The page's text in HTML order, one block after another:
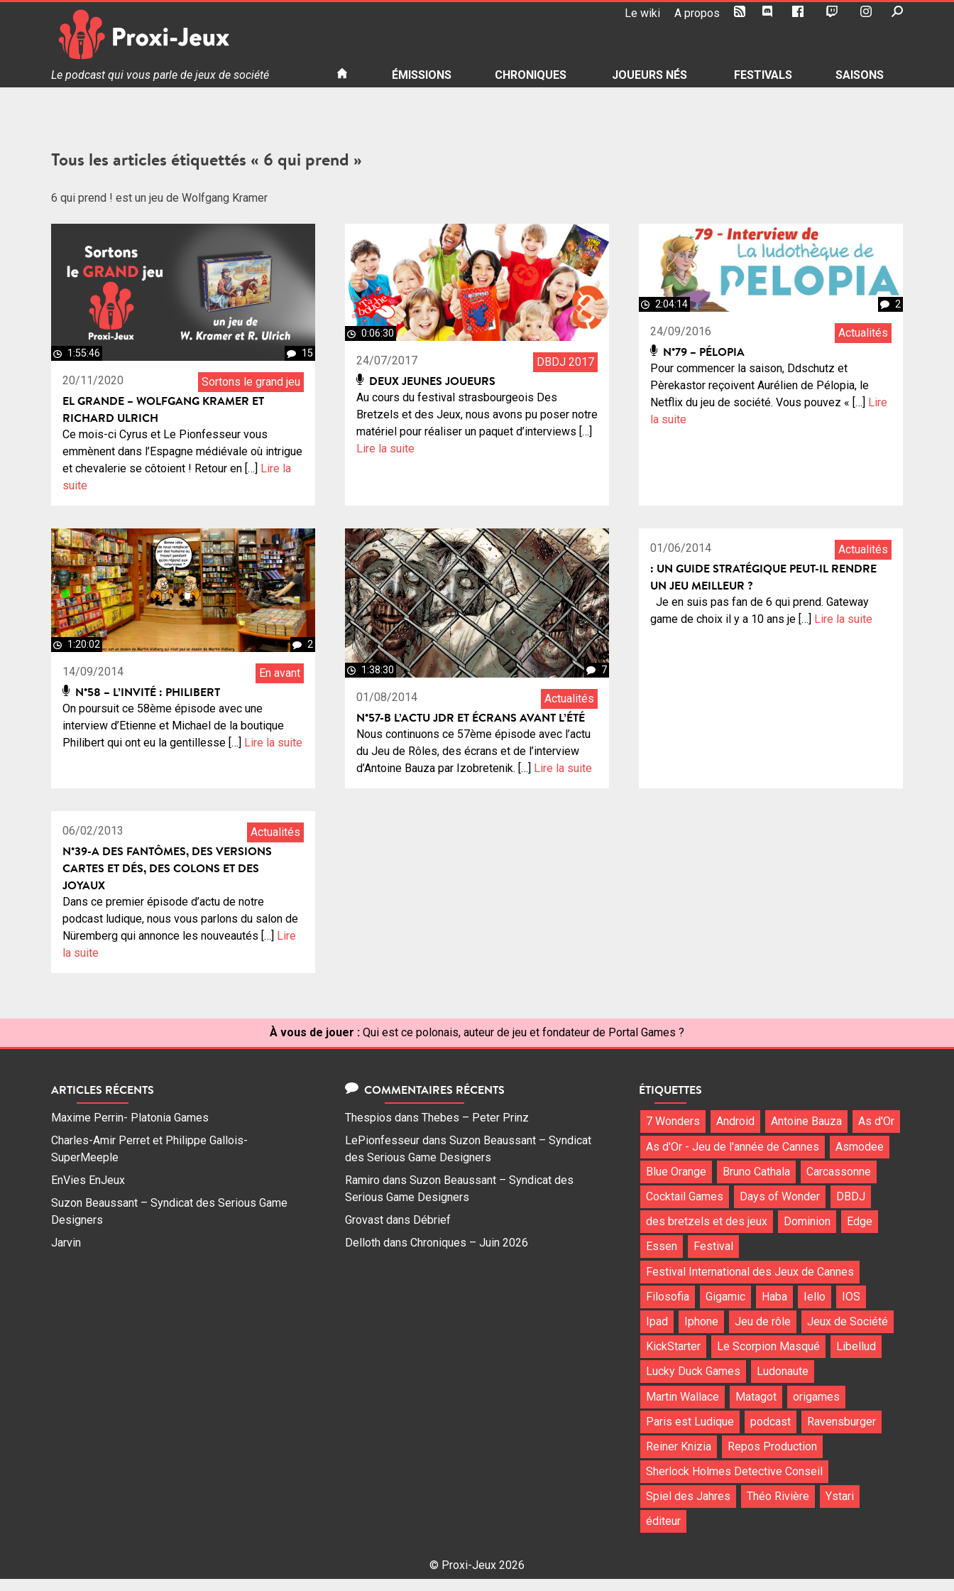
Le wiki A propos
Proxi Jeux - Le podcast qui vous parle de jeux de société
Le podcast qui vous parle de jeux de société ÉMISSIONS CHRONIQUES JOUEURS NÉS FESTIVALS SAISONS
Tous les articles étiquettés « 6 qui prend »
6 qui prend ! est un jeu de Wolfgang Kramer
1:55:46 15
20/11/2020 Sortons le grand jeu
EL GRANDE – WOLFGANG KRAMER ET
RICHARD ULRICH
Ce mois-ci Cyrus et Le Pionfesseur vous
emmènent dans l’Espagne médiévale où intrigue
et chevalerie se côtoient ! Retour en […]
Lire la
suite
0:06:30
24/07/2017 DBDJ 2017
DEUX JEUNES JOUEURS
Au cours du festival strasbourgeois Des
Bretzels et des Jeux, nous avons pu poser notre
matériel pour réaliser un paquet d’interviews […]
Lire la suite
2:04:14 2
24/09/2016 Actualités
N°79 – PÉLOPIA
Pour commencer la saison, Ddschutz et
Pèrekastor reçoivent Aurélien de Pélopia, le
Netflix du jeu de société. Vous pouvez « […] Lire
la suite
1:20:02 2
14/09/2014 En avant
N°58 – L’INVITÉ : PHILIBERT
On poursuit ce 58ème épisode avec une
interview d’Etienne et Michael de la boutique
Philibert qui ont eu la gentillesse […]
Lire la suite
1:38:30 7
01/08/2014 Actualités
N°57-B L’ACTU JDR ET ÉCRANS AVANT L’ÉTÉ
Nous continuons ce 57ème épisode avec l’actu
du Jeu de Rôles, des écrans et de l’interview
d’Antoine Bauza par Izobretenik. […] Lire la suite
01/06/2014 Actualités
: UN GUIDE STRATÉGIQUE PEUT-IL RENDRE
UN JEU MEILLEUR ?
Je en suis pas fan de 6 qui prend. Gateway
game de choix il y a 10 ans je […]
Lire la suite
06/02/2013 Actualités
N°39-A DES FANTÔMES, DES VERSIONS
CARTES ET DÉS, DES COLONS ET DES
JOYAUX
Dans ce premier épisode d’actu de notre
podcast ludique, nous vous parlons du salon de
Nüremberg qui annonce les nouveautés […] Lire
la suite
À vous de jouer : Qui est ce polonais, auteur de jeu et fondateur de Portal Games ?
ARTICLES RÉCENTS
Maxime Perrin- Platonia Games
Charles-Amir Perret et Philippe Gallois-
SuperMeeple
EnVies EnJeux
Suzon Beaussant – Syndicat des Serious Game
Designers
Jarvin
COMMENTAIRES RÉCENTS
Thespios dans Thebes – Peter Prinz
LePionfesseur dans Suzon Beaussant – Syndicat
des Serious Game Designers
Ramiro dans Suzon Beaussant – Syndicat des
Serious Game Designers
Grovast dans Débrief
Delloth dans Chroniques – Juin 2026
ÉTIQUETTES
7 Wonders Android Antoine Bauza
As d'Or
As d'Or - Jeu de l'année de Cannes
Asmodee
Blue Orange
Bruno Cathala
Carcassonne
Cocktail Games
Days of Wonder
DBDJ
des bretzels et des jeux
Dominion
Edge
Essen
Festival
Festival International des Jeux de Cannes
Filosofia
Gigamic Haba Iello
IOS
Ipad
Iphone Jeu de rôle
Jeux de Société
KickStarter
Le Scorpion Masqué
Libellud
Lucky Duck Games
Ludonaute
Martin Wallace
Matagot
origames
Paris est Ludique
podcast
Ravensburger
Reiner Knizia
Repos Production
Sherlock Holmes Detective Conseil
Spiel des Jahres
Théo Rivière
Ystari
éditeur
© Proxi-Jeux 2026